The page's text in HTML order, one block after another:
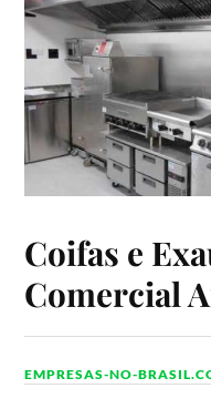
Coifas e
Comercial
EMPRESAS-NO-